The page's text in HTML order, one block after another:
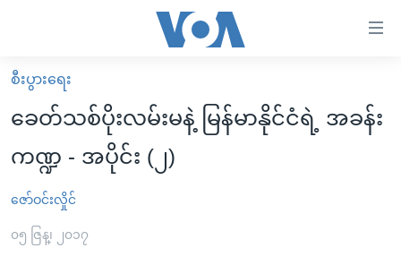
လွယ်ကူ
စေ
များ
ပင်မ
မူလစာမျက်နှာ
မြန်မာ
ကမ္ဘာ့သတင်းများ
နိုင်ငံတကာ
အမေရိကန်
ဗွီဒီယို
သတင်းလွတ်လပ်ခွင့်
စီးပွားရေး
ခေတ်သစ်ပိုးလမ်းမနဲ့ မြန်မာနိုင်ငံရဲ့ အခန်း
ကဏ္ဍ - အပိုင်း (၂)
ဇော်ဝင်းလှိုင်
၀၅ ဇြန္၊ ၂၀၁၇